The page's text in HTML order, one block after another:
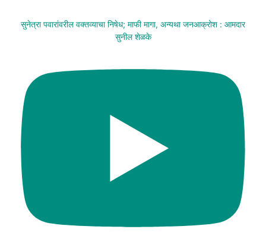
सुनेत्रा पवारांवरील वक्तव्याचा निषेध; माफी मागा, अन्यथा जनआक्रोश : आमदार
सुनील शेळके